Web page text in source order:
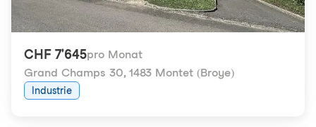
CHF 7'645pro Monat
Grand Champs 30, 1483 Montet (Broye)
Industrie